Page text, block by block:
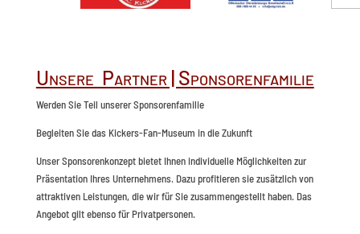
Unsere Partner | Sponsorenfamilie
Werden Sie Teil unserer Sponsorenfamilie
Begleiten Sie das Kickers-Fan-Museum in die Zukunft
Unser Sponsorenkonzept bietet Ihnen individuelle Möglichkeiten zur
Präsentation Ihres Unternehmens. Dazu profitieren sie zusätzlich von
attraktiven Leistungen, die wir für Sie zusammengestellt haben. Das
Angebot gilt ebenso für Privatpersonen.